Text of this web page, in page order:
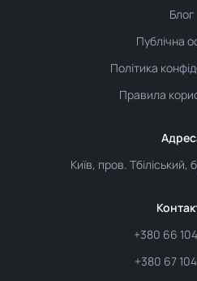
Блог
Публічна
Політика
Правила
Київ, пров. Тбіліський,
+380 66
+380 67